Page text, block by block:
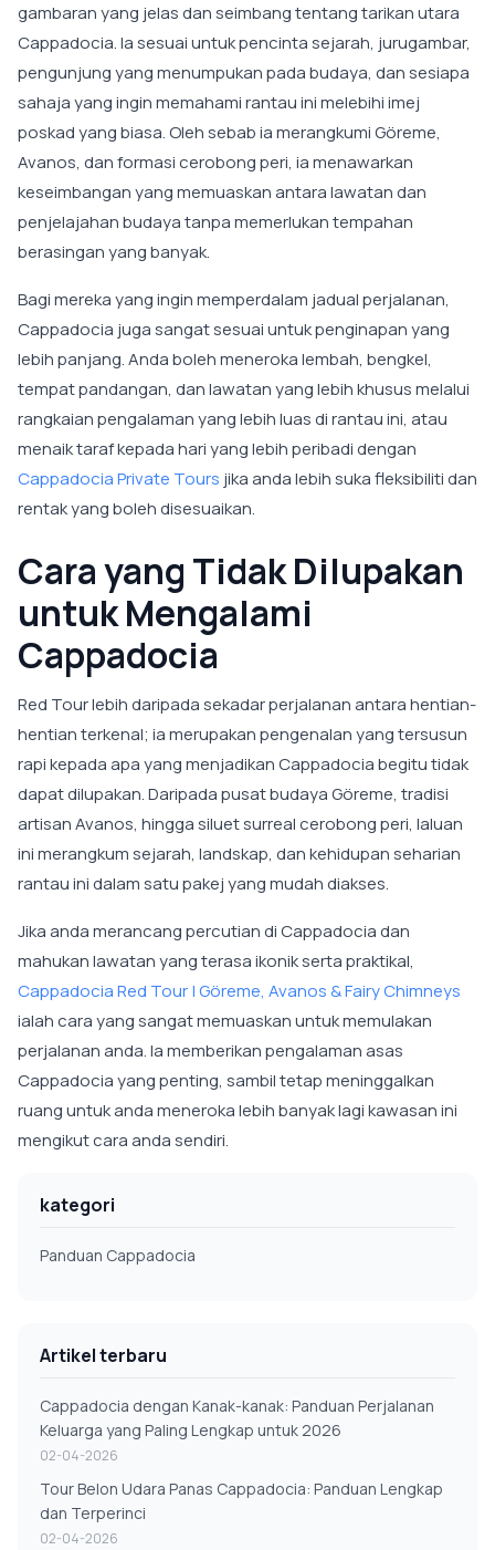
gambaran yang jelas dan seimbang tentang tarikan utara
Cappadocia. Ia sesuai untuk pencinta sejarah, jurugambar,
pengunjung yang menumpukan pada budaya, dan sesiapa
sahaja yang ingin memahami rantau ini melebihi imej
poskad yang biasa. Oleh sebab ia merangkumi Göreme,
Avanos, dan formasi cerobong peri, ia menawarkan
keseimbangan yang memuaskan antara lawatan dan
penjelajahan budaya tanpa memerlukan tempahan
berasingan yang banyak.
Bagi mereka yang ingin memperdalam jadual perjalanan,
Cappadocia juga sangat sesuai untuk penginapan yang
lebih panjang. Anda boleh meneroka lembah, bengkel,
tempat pandangan, dan lawatan yang lebih khusus melalui
rangkaian pengalaman yang lebih luas di rantau ini, atau
menaik taraf kepada hari yang lebih peribadi dengan
Cappadocia Private Tours jika anda lebih suka fleksibiliti dan
rentak yang boleh disesuaikan.
Cara yang Tidak Dilupakan
untuk Mengalami
Cappadocia
Red Tour lebih daripada sekadar perjalanan antara hentian-
hentian terkenal; ia merupakan pengenalan yang tersusun
rapi kepada apa yang menjadikan Cappadocia begitu tidak
dapat dilupakan. Daripada pusat budaya Göreme, tradisi
artisan Avanos, hingga siluet surreal cerobong peri, laluan
ini merangkum sejarah, landskap, dan kehidupan seharian
rantau ini dalam satu pakej yang mudah diakses.
Jika anda merancang percutian di Cappadocia dan
mahukan lawatan yang terasa ikonik serta praktikal,
Cappadocia Red Tour | Göreme, Avanos & Fairy Chimneys
ialah cara yang sangat memuaskan untuk memulakan
perjalanan anda. Ia memberikan pengalaman asas
Cappadocia yang penting, sambil tetap meninggalkan
ruang untuk anda meneroka lebih banyak lagi kawasan ini
mengikut cara anda sendiri.
kategori
Panduan Cappadocia
Artikel terbaru
Cappadocia dengan Kanak-kanak: Panduan Perjalanan
Keluarga yang Paling Lengkap untuk 2026
02-04-2026
Tour Belon Udara Panas Cappadocia: Panduan Lengkap
dan Terperinci
02-04-2026